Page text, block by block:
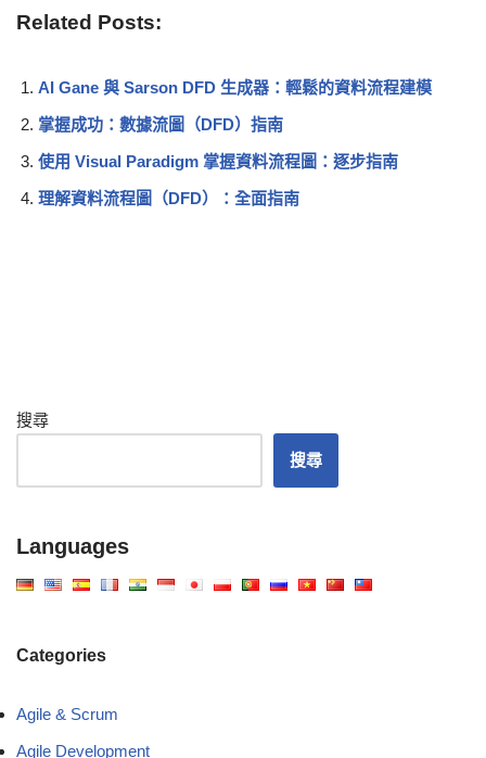
Related Posts:
AI Gane 與 Sarson DFD 生成器：輕鬆的資料流程建模
掌握成功：數據流圖（DFD）指南
使用 Visual Paradigm 掌握資料流程圖：逐步指南
理解資料流程圖（DFD）：全面指南
搜尋
搜尋
Languages
Categories
Agile & Scrum
Agile Development